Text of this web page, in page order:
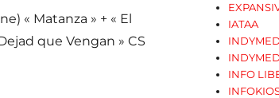
« Matanza » + « El
que Vengan » CS
IATAA
INFO